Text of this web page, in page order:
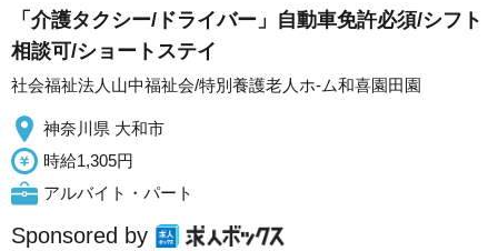
「介護タクシー/ドライバー」自動車免許必須/シフト
相談可/ショートステイ
社会福祉法人山中福祉会/特別養護老人ホ-ム和喜園田園
神奈川県 大和市
時給1,305円
アルバイト・パート
Sponsored by